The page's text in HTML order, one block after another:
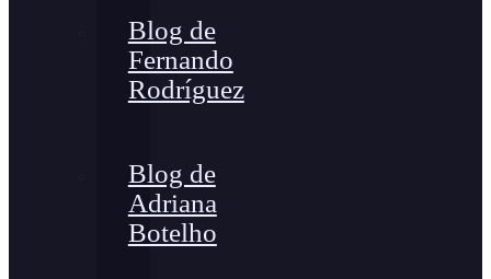
Blog de
Fernando
Rodríguez
Blog de
Adriana
Botelho